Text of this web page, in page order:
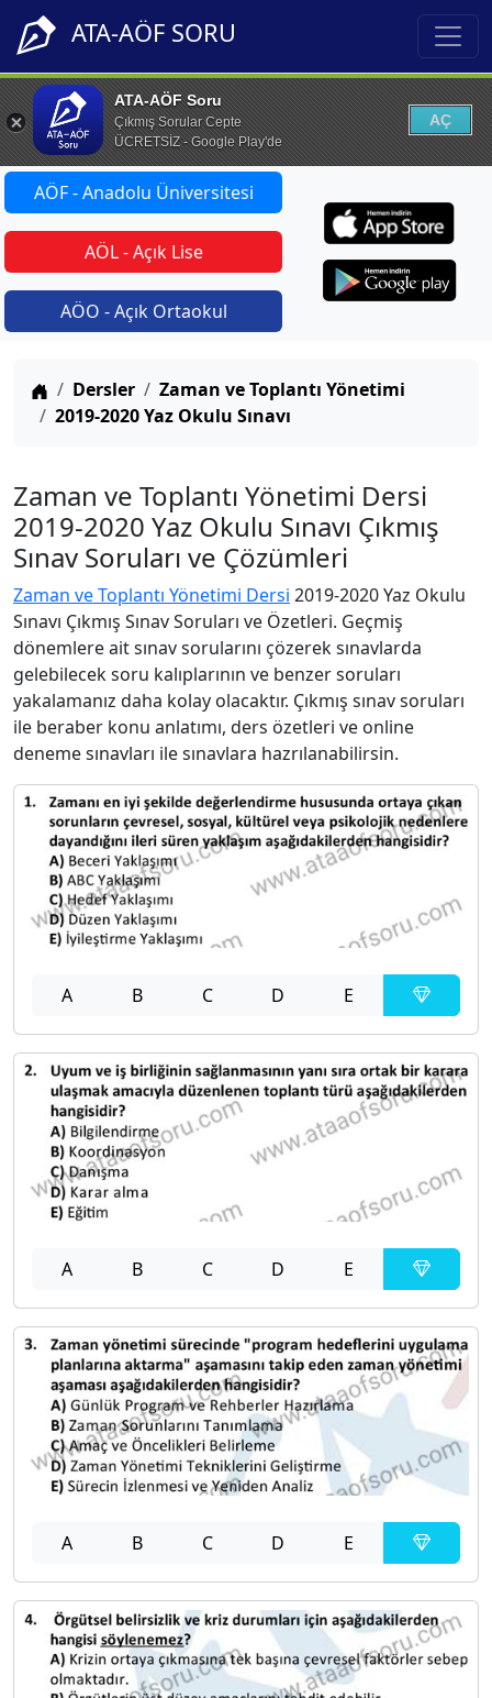
ATA-AÖF SORU
ATA-AÖF Soru
Çıkmış Sorular Cepte
ÜCRETSİZ - Google Play'de
AÇ
AÖF - Anadolu Üniversitesi
AÖL - Açık Lise
AÖO - Açık Ortaokul
Anasayfa
Dersler
Zaman ve Toplantı Yönetimi
2019-2020 Yaz Okulu Sınavı
Zaman ve Toplantı Yönetimi Dersi
2019-2020 Yaz Okulu Sınavı Çıkmış
Sınav Soruları ve Çözümleri
Zaman ve Toplantı Yönetimi Dersi 2019-2020 Yaz Okulu
Sınavı Çıkmış Sınav Soruları ve Özetleri. Geçmiş
dönemlere ait sınav sorularını çözerek sınavlarda
gelebilecek soru kalıplarının ve benzer soruları
yakalamanız daha kolay olacaktır. Çıkmış sınav soruları
ile beraber konu anlatımı, ders özetleri ve online
deneme sınavları ile sınavlara hazrılanabilirsin.
A B C D E
A B C D E
A B C D E